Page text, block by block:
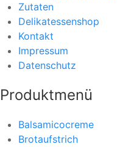
Zutaten
Delikatessenshop
Kontakt
Impressum
Datenschutz
Produktmenü
Balsamicocreme
Brotaufstrich